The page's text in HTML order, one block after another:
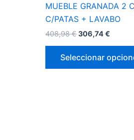
MUEBLE GRANADA 2
C/PATAS + LAVABO
408,98€306,74€
Seleccionar